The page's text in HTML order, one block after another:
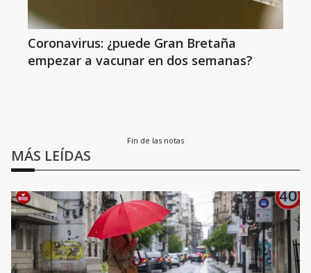
Coronavirus: ¿puede Gran Bretaña
empezar a vacunar en dos semanas?
Fin de las notas
MÁS LEÍDAS